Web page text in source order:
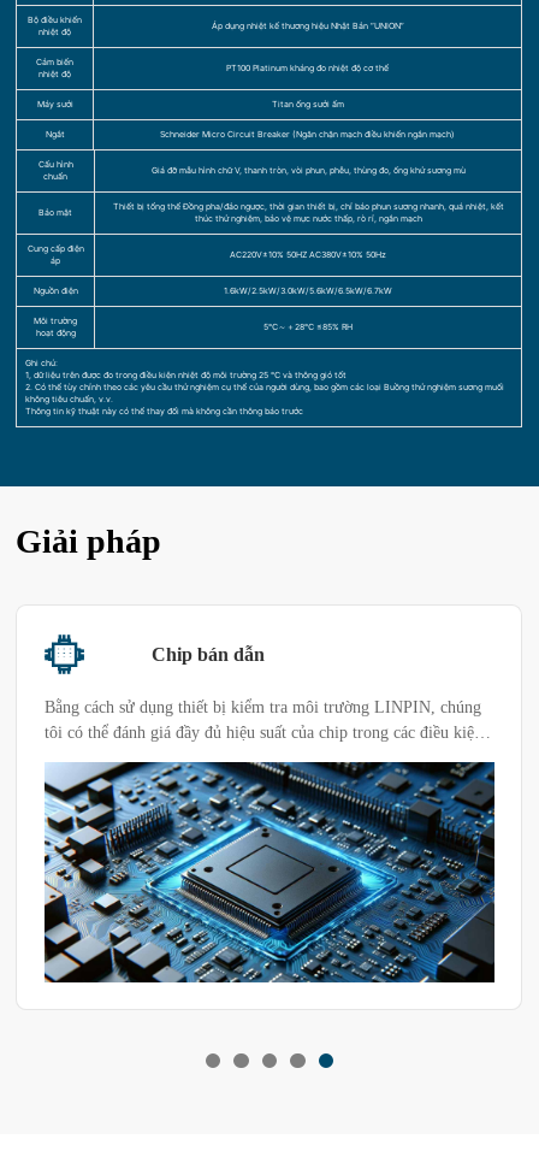
Bộ điều khiển
nhiệt độ
Áp dụng nhiệt kế thương hiệu Nhật Bản “UNION”
Cảm biến
nhiệt độ
PT100 Platinum kháng đo nhiệt độ cơ thể
Máy sưởi Titan ống sưởi ấm
Ngắt Schneider Micro Circuit Breaker (Ngăn chặn mạch điều khiển ngắn mạch)
Cấu hình
chuẩn
Giá đỡ mẫu hình chữ V, thanh tròn, vòi phun, phễu, thùng đo, ống khử sương mù
Bảo mật
Thiết bị tổng thể Đồng pha/đảo ngược, thời gian thiết bị, chỉ báo phun sương nhanh, quá nhiệt, kết
thúc thử nghiệm, bảo vệ mực nước thấp, rò rỉ, ngắn mạch
Cung cấp điện
áp
AC220V±10% 50HZ AC380V±10% 50Hz
Nguồn điện 1.6kW/2.5kW/3.0kW/5.6kW/6.5kW/6.7kW
Môi trường
hoạt động
5℃～＋28℃ ≤85% RH
Ghi chú:
1, dữ liệu trên được đo trong điều kiện nhiệt độ môi trường 25 ℃ và thông gió tốt
2. Có thể tùy chỉnh theo các yêu cầu thử nghiệm cụ thể của người dùng, bao gồm các loại Buồng thử nghiệm sương muối
không tiêu chuẩn, v.v.
Thông tin kỹ thuật này có thể thay đổi mà không cần thông báo trước
Giải pháp
Chip bán dẫn
Bằng cách sử dụng thiết bị kiểm tra môi trường LINPIN, chúng
tôi có thể đánh giá đầy đủ hiệu suất của chip trong các điều kiện
động hiệu quả và ổn định trong các ứng dụng thực tế. Nếu có
một sản phẩm cụ thể hoặc nhu cầu thử nghiệm, bạn có thể chọn
chương trình buồng thử nghiệm phù hợp theo tình hình thực tế
của khách hàng.